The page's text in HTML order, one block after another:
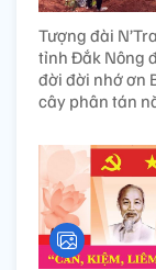
Tượng đài
tỉnh Đắk Nông
đời đời nhớ ơn
cây phân tán